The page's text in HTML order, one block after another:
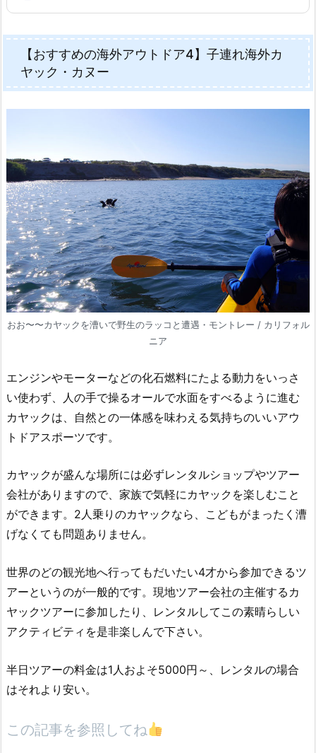
【おすすめの海外アウトドア4】子連れ海外カ
ヤック・カヌー
おお〜〜カヤックを漕いで野生のラッコと遭遇・モントレー / カリフォル
ニア
エンジンやモーターなどの化石燃料にたよる動力をいっさ
い使わず、人の手で操るオールで水面をすべるように進む
カヤックは、自然との一体感を味わえる気持ちのいいアウ
トドアスポーツです。
カヤックが盛んな場所には必ずレンタルショップやツアー
会社がありますので、家族で気軽にカヤックを楽しむこと
ができます。2人乗りのカヤックなら、こどもがまったく漕
げなくても問題ありません。
世界のどの観光地へ行ってもだいたい4才から参加できるツ
アーというのが一般的です。現地ツアー会社の主催するカ
ヤックツアーに参加したり、レンタルしてこの素晴らしい
アクティビティを是非楽しんで下さい。
半日ツアーの料金は1人およそ5000円～、レンタルの場合
はそれより安い。
この記事を参照してね